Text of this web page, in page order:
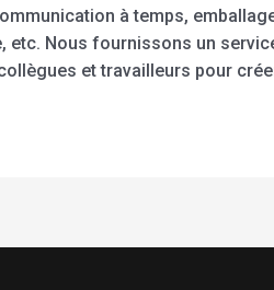
à temps,
etc. Nous fournissons un
et travailleurs pour